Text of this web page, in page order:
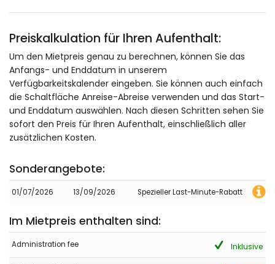
- 10,0
Junge Paare - Mai 2025 - Deutschland :
Eine sehr schöne Gegend und eine ruhige wunderschöne
Unterkunft. Man hat alles im Haus was man benötigt. Die
Aussicht und die Sonnenaufgänge sind der absolute
Hammer. Wir haben uns komplett wohl gefühlt. Das einzige
was zu bemängeln ist, ist das im Haus sehr sehr schlechtes
Internet ist. In Wohnzimmer geht es mit dem Internet, in allen
Garten :) Wir würden wieder buchen.
Ältere Paare - Juni 2022 - Vereinigtes Königreich von Gro :
(Originaltext)
Preiskalkulation für Ihren Aufenthalt:
Um den Mietpreis genau zu berechnen, können Sie das
Anfangs- und Enddatum in unserem
Verfügbarkeitskalender eingeben. Sie können auch einfach
die Schaltfläche Anreise-Abreise verwenden und das Start-
und Enddatum auswählen. Nach diesen Schritten sehen Sie
sofort den Preis für Ihren Aufenthalt, einschließlich aller
zusätzlichen Kosten.
Sonderangebote:
01/07/2026 13/09/2026 Spezieller Last-Minute-Rabatt
Im Mietpreis enthalten sind:
Administration fee Inklusive